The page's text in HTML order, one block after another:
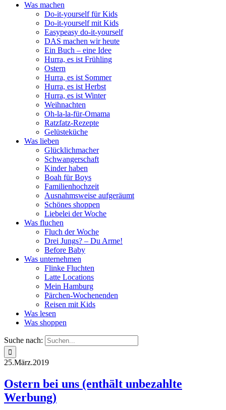
Was machen
Do-it-yourself für Kids
Do-it-yourself mit Kids
Easypeasy do-it-yourself
DAS machen wir heute
Ein Buch – eine Idee
Hurra, es ist Frühling
Ostern
Hurra, es ist Sommer
Hurra, es ist Herbst
Hurra, es ist Winter
Weihnachten
Oh-la-la-für-Omama
Ratzfatz-Rezepte
Gelüsteküche
Was lieben
Glücklichmacher
Schwangerschaft
Kinder haben
Boah für Boys
Familienhochzeit
Ausnahmsweise aufgeräumt
Schönes shoppen
Liebelei der Woche
Was fluchen
Fluch der Woche
Drei Jungs? – Du Arme!
Before Baby
Was unternehmen
Flinke Fluchten
Latte Locations
Mein Hamburg
Pärchen-Wochenenden
Reisen mit Kids
Was lesen
Was shoppen
Suche nach:
25.März.2019
Ostern bei uns (enthält unbezahlte
Werbung)